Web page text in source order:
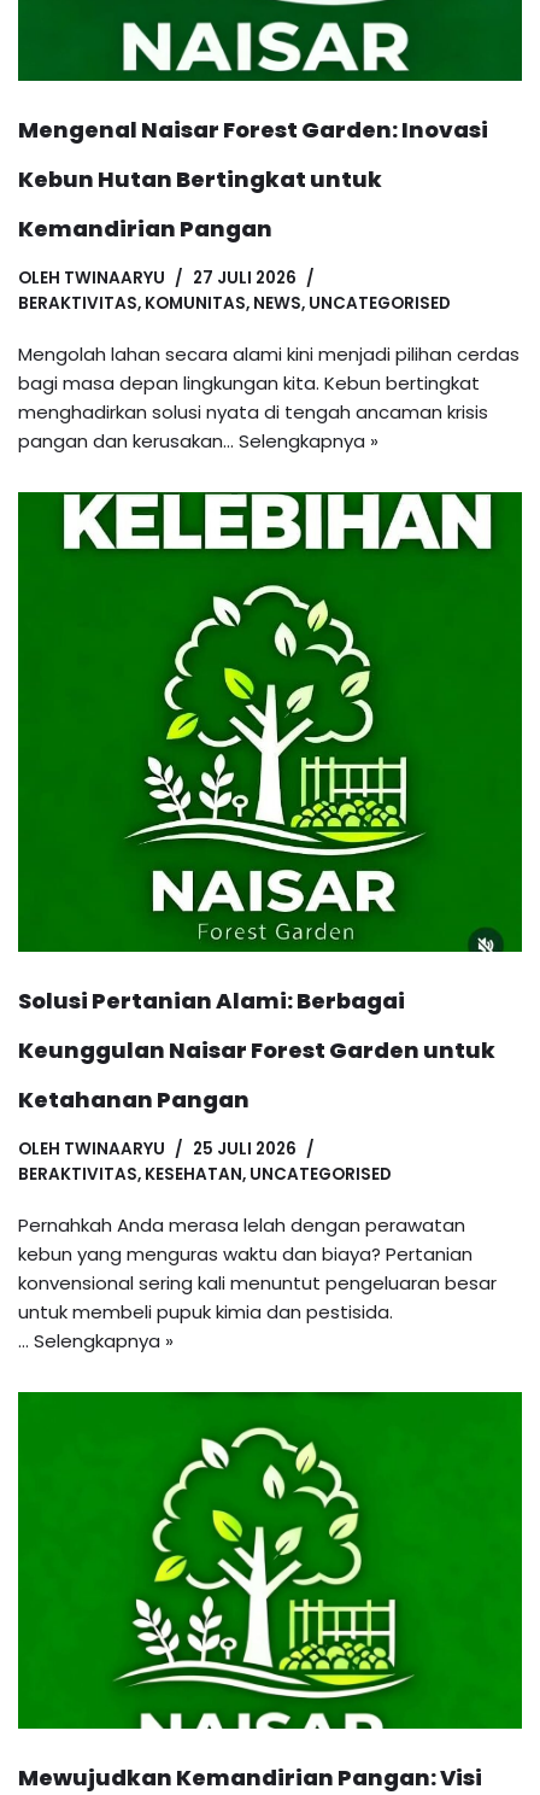
Mengenal Naisar Forest Garden: Inovasi
Kebun Hutan Bertingkat untuk
Kemandirian Pangan
OLEH TWINAARYU
27 JULI 2026
BERAKTIVITAS, KOMUNITAS, NEWS, UNCATEGORISED
Mengolah lahan secara alami kini menjadi pilihan cerdas
bagi masa depan lingkungan kita. Kebun bertingkat
menghadirkan solusi nyata di tengah ancaman krisis
pangan dan kerusakan… Selengkapnya »
Solusi Pertanian Alami: Berbagai
Keunggulan Naisar Forest Garden untuk
Ketahanan Pangan
OLEH TWINAARYU
25 JULI 2026
BERAKTIVITAS, KESEHATAN, UNCATEGORISED
Pernahkah Anda merasa lelah dengan perawatan
kebun yang menguras waktu dan biaya? Pertanian
konvensional sering kali menuntut pengeluaran besar
untuk membeli pupuk kimia dan pestisida.
… Selengkapnya »
Mewujudkan Kemandirian Pangan: Visi